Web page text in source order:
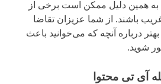
به همین دلیل ممکن است برخی از
باشند. از شما عزیزان تقاضا
درباره آنچه که می‌خوانید باعث
آی تی محتوا